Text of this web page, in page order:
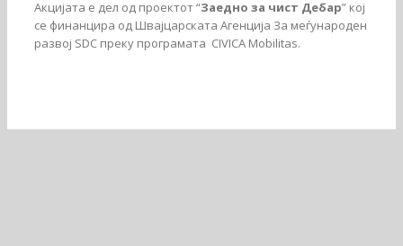
Акцијата е дел од проектот “Заедно за чист Дебар” кој
се финанцира од Швајцарската Агенција За меѓународен
развој SDC преку програмата CIVICA Mobilitas.